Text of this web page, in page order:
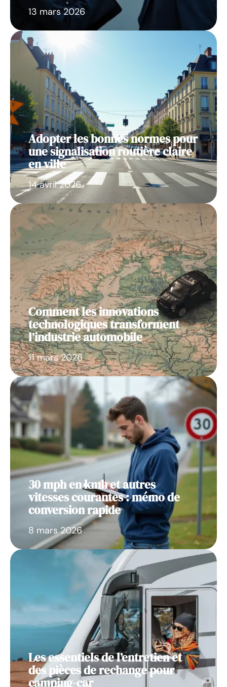
13 mars 2026
Adopter les bonnes normes pour
une signalisation routière claire
en ville
14 avril 2026
Comment les innovations
technologiques transforment
l’industrie automobile
11 mars 2026
30 mph en kmh et autres
vitesses courantes : mémo de
conversion rapide
8 mars 2026
Les essentiels de l’entretien et
des pièces de rechange pour
camping-car